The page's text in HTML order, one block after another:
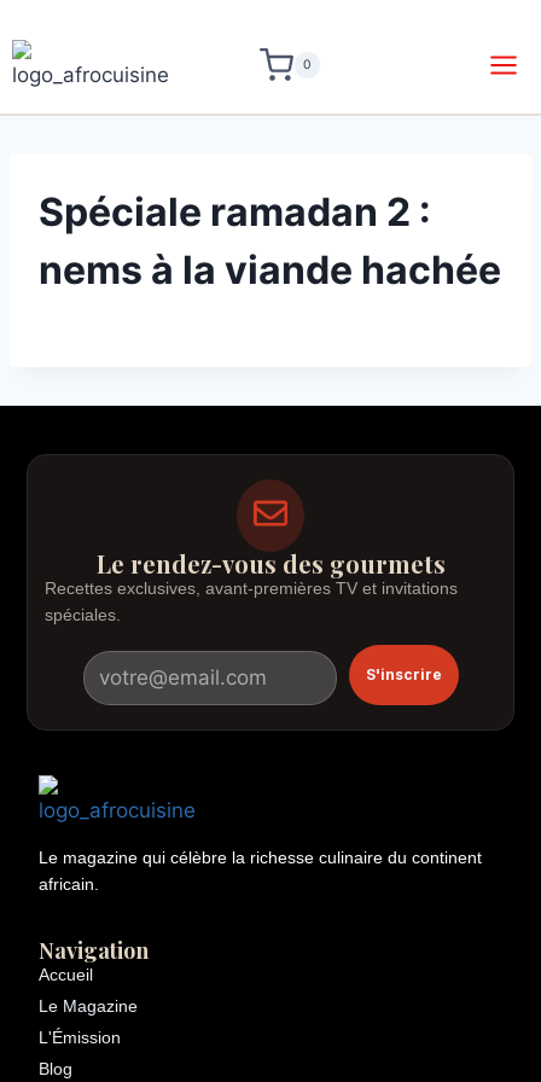
0
Spéciale ramadan 2 :
nems à la viande hachée
Le rendez-vous des gourmets
Recettes exclusives, avant-premières TV et invitations
spéciales.
S'inscrire
Le magazine qui célèbre la richesse culinaire du continent
africain.
Navigation
Accueil
Le Magazine
L'Émission
Blog